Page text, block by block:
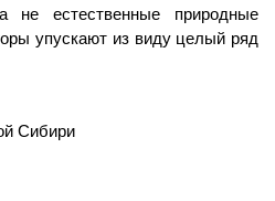
не естественные природные
упускают из виду целый ряд
Сибири